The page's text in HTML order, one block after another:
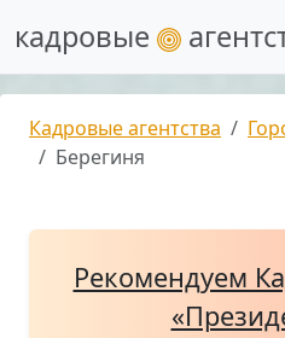
кадровые
Кадровые агентства
Берегиня
Рекомендуем